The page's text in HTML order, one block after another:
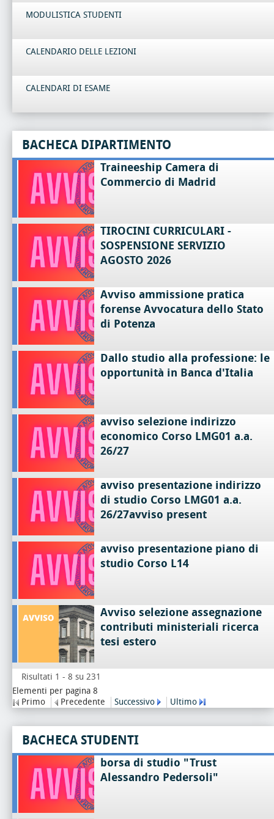
MODULISTICA STUDENTI
CALENDARIO DELLE LEZIONI
CALENDARI DI ESAME
BACHECA DIPARTIMENTO
Traineeship Camera di
Commercio di Madrid
TIROCINI CURRICULARI -
SOSPENSIONE SERVIZIO
AGOSTO 2026
Avviso ammissione pratica
forense Avvocatura dello Stato
di Potenza
Dallo studio alla professione: le
opportunità in Banca d'Italia
avviso selezione indirizzo
economico Corso LMG01 a.a.
26/27
avviso presentazione indirizzo
di studio Corso LMG01 a.a.
26/27avviso present
avviso presentazione piano di
studio Corso L14
Avviso selezione assegnazione
contributi ministeriali ricerca
tesi estero
Risultati 1 - 8 su 231
Elementi per pagina 8
Primo
Precedente Successivo Ultimo
BACHECA STUDENTI
borsa di studio "Trust
Alessandro Pedersoli"